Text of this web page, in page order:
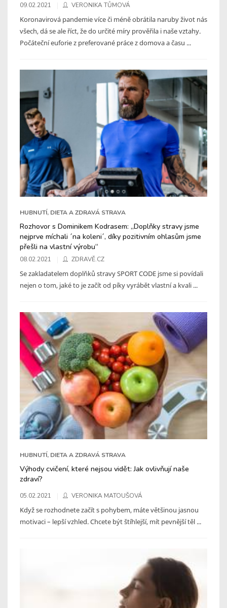
09.02.2021 VERONIKA TŮMOVÁ
Koronavirová pandemie více či méně obrátila naruby život nás
všech, dá se ale říct, že do určité míry prověřila i naše vztahy.
Počáteční euforie z preferované práce z domova a času ...
HUBNUTÍ, DIETA A ZDRAVÁ STRAVA
Rozhovor s Dominikem Kodrasem: „Doplňky stravy jsme
nejprve míchali ´na koleni´, díky pozitivním ohlasům jsme
přešli na vlastní výrobu“
08.02.2021 ZDRAVĚ.CZ
Se zakladatelem doplňků stravy SPORT CODE jsme si povídali
nejen o tom, jaké to je začít od píky vyrábět vlastní a kvali ...
HUBNUTÍ, DIETA A ZDRAVÁ STRAVA
Výhody cvičení, které nejsou vidět: Jak ovlivňují naše
zdraví?
05.02.2021 VERONIKA MATOUŠOVÁ
Když se rozhodnete začít s pohybem, máte většinou jasnou
motivaci – lepší vzhled. Chcete být štíhlejší, mít pevnější těl ...